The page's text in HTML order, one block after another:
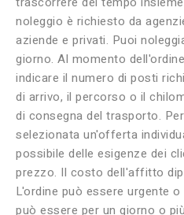
noleggio è richiesto da
aziende e privati. Puoi
giorno. Al momento
indicare il numero di posti
di arrivo, il percorso o il
di consegna del trasporto.
selezionata un'offerta
possibile delle esigenze dei
prezzo. Il costo dell'affitto
L'ordine può essere urgente
può essere per un giorno o